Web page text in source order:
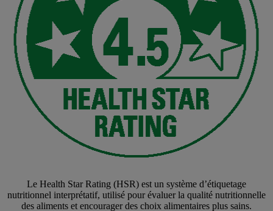
Le Health Star Rating (HSR) est un système d’étiquetage
nutritionnel interprétatif, utilisé pour évaluer la qualité nutritionnelle
des aliments et encourager des choix alimentaires plus sains.